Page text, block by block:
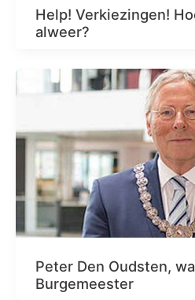
Help! Verkiezingen!
alweer?
Peter Den Oudsten,
Burgemeester